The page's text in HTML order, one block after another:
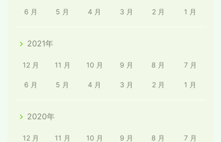
6 月 5 月 4 月 3 月 2 月 1 月
2021年
12 月 11 月 10 月 9 月 8 月 7 月
6 月 5 月 4 月 3 月 2 月 1 月
2020年
12 月 11 月 10 月 9 月 8 月 7 月